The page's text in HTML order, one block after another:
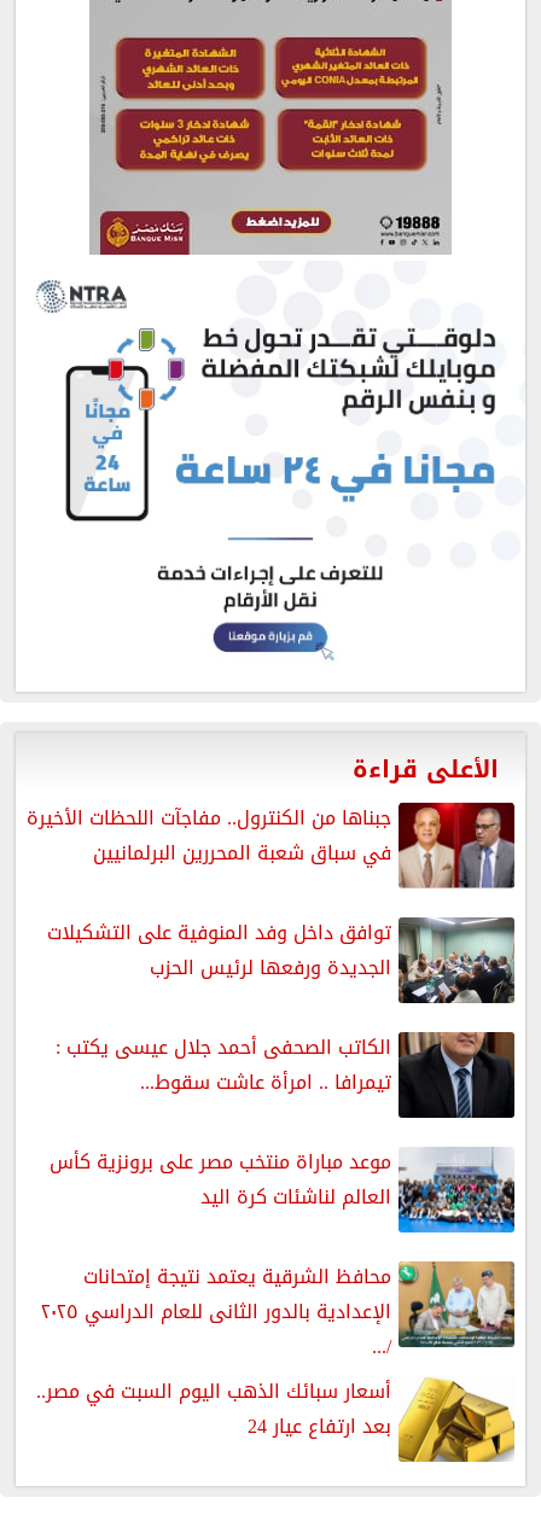
الأعلى قراءة
جبناها من الكنترول.. مفاجآت اللحظات الأخيرة
في سباق شعبة المحررين البرلمانيين
توافق داخل وفد المنوفية على التشكيلات
الجديدة ورفعها لرئيس الحزب
الكاتب الصحفى أحمد جلال عيسى يكتب :
تيمرافا .. امرأة عاشت سقوط...
موعد مباراة منتخب مصر على برونزية كأس
العالم لناشئات كرة اليد
محافظ الشرقية يعتمد نتيجة إمتحانات
الإعدادية بالدور الثانى للعام الدراسي ٢٠٢٥
/...
أسعار سبائك الذهب اليوم السبت في مصر..
بعد ارتفاع عيار 24